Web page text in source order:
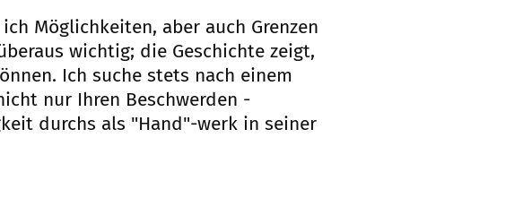
Möglichkeiten, aber auch Grenzen
wichtig; die Geschichte zeigt,
Ich suche stets nach einem
nur Ihren Beschwerden -
durchs als "Hand"-werk in seiner